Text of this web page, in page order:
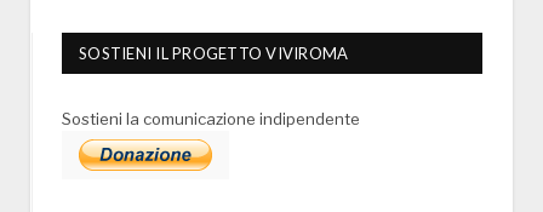
SOSTIENI IL PROGETTO VIVIROMA
Sostieni la comunicazione indipendente